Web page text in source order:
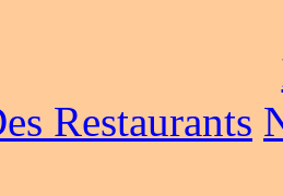
Restaurants